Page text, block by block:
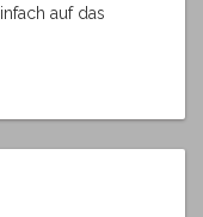
auf das